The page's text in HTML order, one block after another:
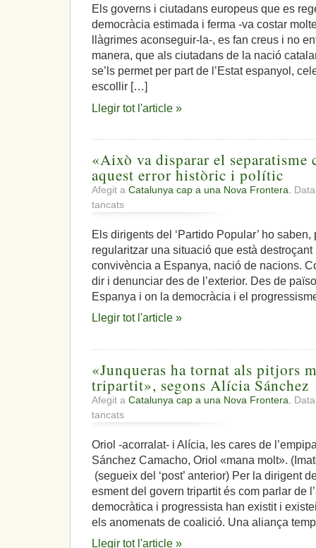
catalans
escullen
un
diferent,
els
governs
hauran
Els governs i ciutadans europeus que es
democràcia estimada i ferma -va costar
llàgrimes aconseguir-la-, es fan creus i no
manera, que als ciutadans de la nació
se’ls permet per part de l’Estat espanyol,
escollir […]
Llegir tot l'article »
«Això va disparar el separatisme
aquest error històric i polític
Afegit a Catalunya cap a una Nova Frontera.
tancats
«Això
disparar
el
separatisme
i
cal
aquest
polític
Els dirigents del ‘Partido Popular’ ho
regularitzar una situació que està
convivència a Espanya, nació de nacions.
dir i denunciar des de l’exterior. Des de
Espanya i on la democràcia i el
Llegir tot l'article »
«Junqueras ha tornat als pitjors
tripartit», segons Alícia Sánchez
Afegit a Catalunya cap a una Nova Frontera.
tancats
«Junqueras
tornat
als
pitjors
del
tripartit»,
segons
Sánchez
Oriol -acorralat- i Alícia, les cares de
Sánchez Camacho, Oriol «mana molt».
(segueix del ‘post’ anterior) Per la dirigent
esment del govern tripartit és com parlar de
democràtica i progressista han existit i
els anomenats de coalició. Una aliança
Llegir tot l'article »